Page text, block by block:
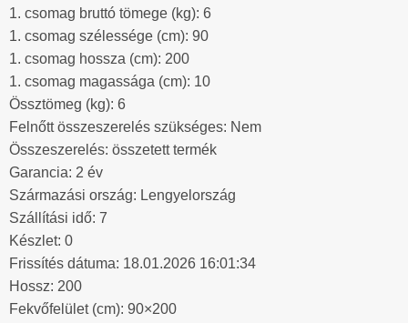
1. csomag bruttó tömege (kg): 6
1. csomag szélessége (cm): 90
1. csomag hossza (cm): 200
1. csomag magassága (cm): 10
Össztömeg (kg): 6
Felnőtt összeszerelés szükséges: Nem
Összeszerelés: összetett termék
Garancia: 2 év
Származási ország: Lengyelország
Szállítási idő: 7
Készlet: 0
Frissítés dátuma: 18.01.2026 16:01:34
Hossz: 200
Fekvőfelület (cm): 90×200